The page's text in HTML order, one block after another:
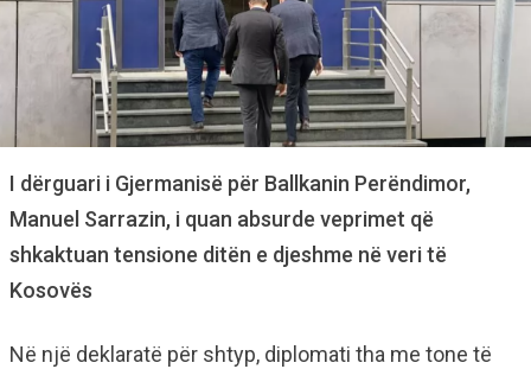
I dërguari i Gjermanisë për Ballkanin Perëndimor,
Manuel Sarrazin, i quan absurde veprimet që
shkaktuan tensione ditën e djeshme në veri të
Kosovës
Në një deklaratë për shtyp, diplomati tha me tone të